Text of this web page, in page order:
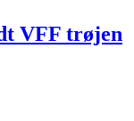
VFF trøjen